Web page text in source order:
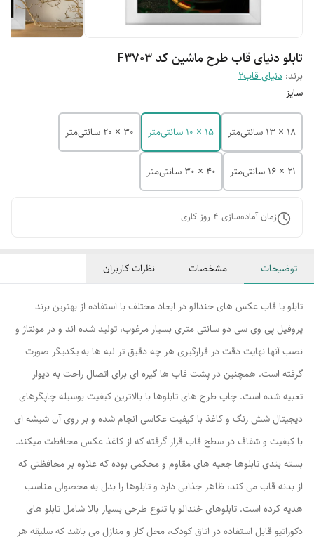
تابلو دنیای قاب طرح ماشین کد F3703
برند: دنیای قاب2
سایز
18 × 13 سانتی‌متر 15 × 10 سانتی‌متر 30 × 20 سانتی‌متر
21 × 16 سانتی‌متر 40 × 30 سانتی‌متر
زمان آماده‌سازی 4 روز کاری
توضیحات مشخصات نظرات کاربران
تابلو یا قاب عکس های خندالو در ابعاد مختلف با استفاده از بهترین برند
پروفیل پی وی سی دو سانتی متری بسیار مرغوب، تولید شده اند و در مونتاژ و
نصب آنها نهایت دقت در قرارگیری هر چه دقیق تر لبه ها به یکدیگر صورت
گرفته است. همچنین در پشت قاب ها گیره ای برای اتصال راحت به دیوار
تعبیه شده است. چاپ طرح های تابلوها با بالاترین کیفیت بوسیله چاپگرهای
دیجیتال شش رنگ و کاغذ با کیفیت عکاسی انجام شده و بر روی آن شیشه ای
با کیفیت و شفاف در سطح قاب قرار گرفته که از کاغذ عکس محافظت میکند.
بسته بندی تابلوها جعبه های مقاوم و محکمی بوده که علاوه بر محافظتی که
از بدنه قاب می کند، ظاهر جذابی دارد و تابلوها را بدل به محصولی مناسب
هدیه کرده است. تابلوهای خندالو با تنوع طرحی بسیار بالا شامل تابلو های
دکوراتیو قابل استفاده در اتاق کودک، محل کار و منازل می باشد که سلیقه هر